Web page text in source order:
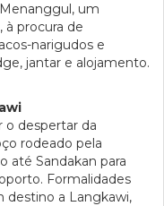
um
procura de
narigudos e
jantar e alojamento.
o despertar da
rodeado pela
até Sandakan para
Formalidades
destino a Langkawi,